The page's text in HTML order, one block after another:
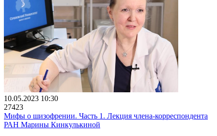
10.05.2023 10:30
27423
Мифы о шизофрении. Часть 1. Лекция члена-корреспондента
РАН Марины Кинкулькиной